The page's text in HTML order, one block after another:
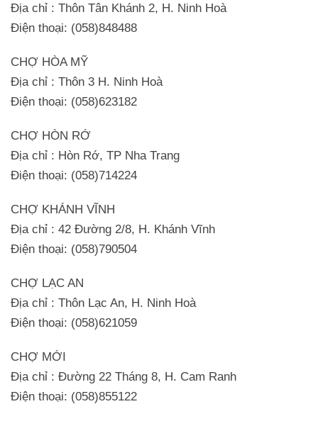
Địa chỉ : Thôn Tân Khánh 2, H. Ninh Hoà
Điện thoại: (058)848488
CHỢ HÒA MỸ
Địa chỉ : Thôn 3 H. Ninh Hoà
Điện thoại: (058)623182
CHỢ HÒN RỚ
Địa chỉ : Hòn Rớ, TP Nha Trang
Điện thoại: (058)714224
CHỢ KHÁNH VĨNH
Địa chỉ : 42 Đường 2/8, H. Khánh Vĩnh
Điện thoại: (058)790504
CHỢ LẠC AN
Địa chỉ : Thôn Lạc An, H. Ninh Hoà
Điện thoại: (058)621059
CHỢ MỚI
Địa chỉ : Đường 22 Tháng 8, H. Cam Ranh
Điện thoại: (058)855122